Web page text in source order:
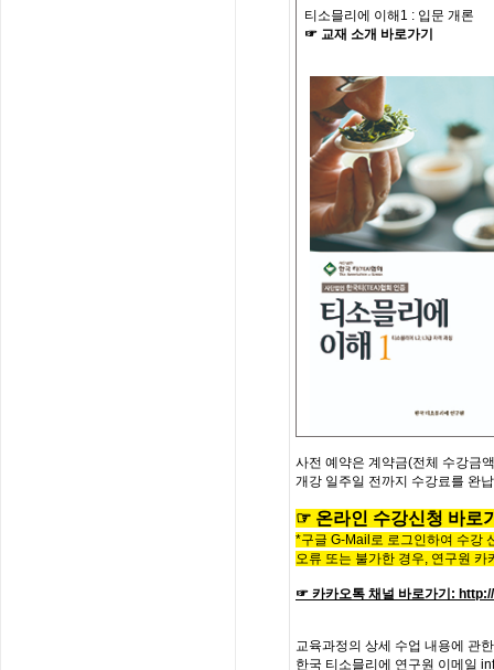
티소믈리에 이해 1 : 입문 개론
☞ 교재 소개 바로가기
사전 예약은 계약금(전체 수강금
개강 일주일 전까지 수강료를 완
☞ 온라인 수강신청 바로
*구글 G-Mail로 로그인하여 수강
오류 또는 불가한 경우, 연구원 카
☞ 카카오톡 채널 바로가기 :
교육과정의 상세 수업 내용에 관한
한국 티소믈리에 연구원 이메일